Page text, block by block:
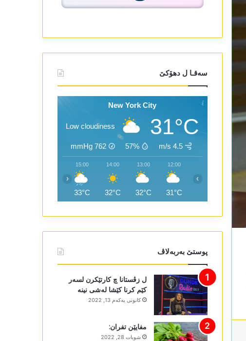
سەقـا ل دھۆکێ
New York City
31°C
Low cloudiness
4.5 m/s
57%
762
mmHg
12:00
31°C
13:00
32°C
14:00
32°C
15:00
33°C
‹ ›
پوستێ بەربەلاڤ
ل زڤستانا چ کارتێکرن لسەر
کێم کرنا کێشا لەشی نینە
كانونی یه‌كه‌م 13, 2022
مفایێن تفران:
شوبات 28, 2022